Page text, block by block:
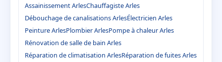
Assainissement ArlesChauffagiste Arles
Débouchage de canalisations ArlesÉlectricien Arles
Peinture ArlesPlombier ArlesPompe à chaleur Arles
Rénovation de salle de bain Arles
Réparation de climatisation ArlesRéparation de fuites Arles